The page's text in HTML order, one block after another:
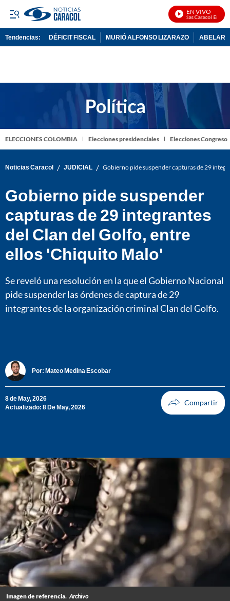
EN VIVO
Noticias Caracol En Vivo
Tendencias: DÉFICIT FISCAL MURIÓ ALFONSO LIZARAZO
ELECCIONES COLOMBIA Elecciones presidenciales Elecciones Congreso
Noticias Caracol / JUDICIAL / Gobierno pide suspender capturas de 29
Gobierno pide suspender
capturas de 29 integrantes
del Clan del Golfo, entre
ellos 'Chiquito Malo'
Se reveló una resolución en la que el Gobierno Nacional
pide suspender las órdenes de captura de 29
integrantes de la organización criminal Clan del Golfo.
Por: Mateo Medina Escobar
8 de May, 2026
Actualizado: 8 De May, 2026
Imagen de referencia. Archivo